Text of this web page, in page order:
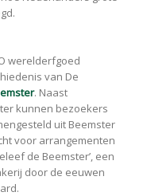
werelderfgoed
van De
. Naast
kunnen bezoekers
uit Beemster
voor arrangementen
de Beemster’, een
door de eeuwen